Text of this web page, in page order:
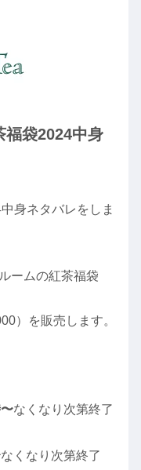
福袋2024中身
身ネタバレをしま
ームの紅茶福袋
）を販売します。
なくなり次第終了
なくなり次第終了